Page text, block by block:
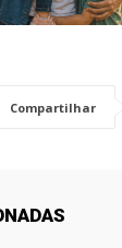
Compartilhar